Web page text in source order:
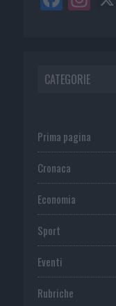
CATEGORIE
Prima pagina
Cronaca
Economia
Sport
Eventi
Rubriche